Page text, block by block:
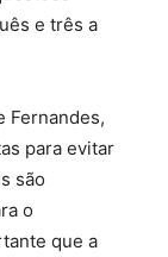
e três a
Fernandes,
para evitar
são
o
que a